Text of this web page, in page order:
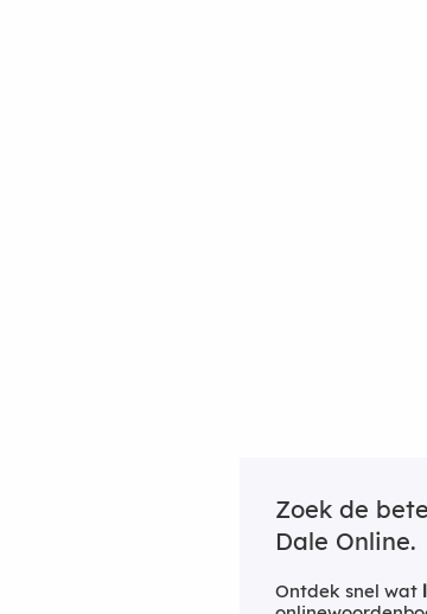
Zoek de
Dale Online.
Ontdek snel wat